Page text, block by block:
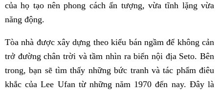
của họ tạo nên phong cách ấn tượng, vừa tĩnh lặng vừa
năng động.
Tòa nhà được xây dựng theo kiểu bán ngầm để không cản
trở đường chân trời và tầm nhìn ra biển nội địa Seto. Bên
trong, bạn sẽ tìm thấy những bức tranh và tác phẩm điêu
khắc của Lee Ufan từ những năm 1970 đến nay. Đây là